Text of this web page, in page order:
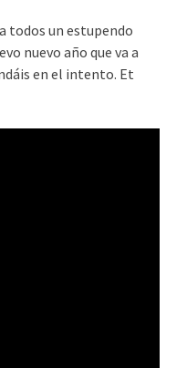
todos un estupendo
nuevo año que va a
en el intento. Et